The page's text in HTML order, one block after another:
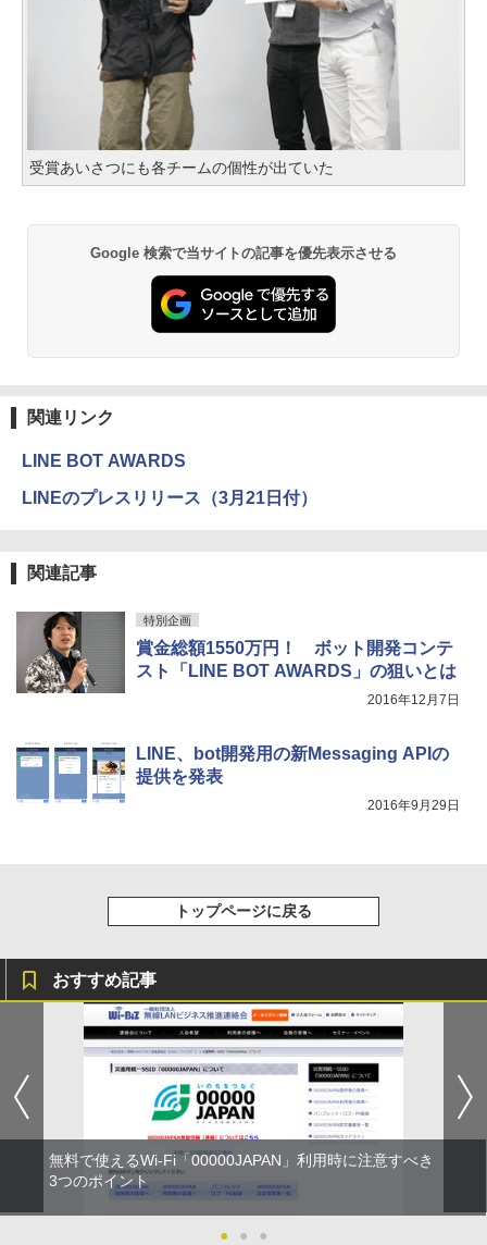
受賞あいさつにも各チームの個性が出ていた
Google 検索で当サイトの記事を優先表示させる
関連リンク
LINE BOT AWARDS
LINEのプレスリリース（3月21日付）
関連記事
特別企画
賞金総額1550万円！ ボット開発コンテ
スト「LINE BOT AWARDS」の狙いとは
2016年12月7日
LINE、bot開発用の新Messaging APIの
提供を発表
2016年9月29日
トップページに戻る
おすすめ記事
無料で使えるWi-Fi「00000JAPAN」利用時に注意すべき
3つのポイント
● ● ●